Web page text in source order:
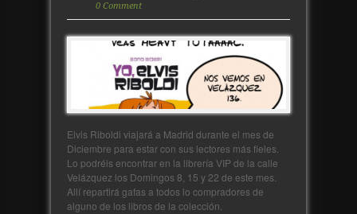
0 Comment
Elvis Riboldi viajará a Madrid durante el mes de
Diciembre para estar con sus lectores más fieles.
Lo podréis encontrar en la librería VIP de la calle
Velázquez los Domingos 8, 15 y 22 de este mes.
Allí repartirá gafas a todos lo compradores de
alguno de los libros de la colección.